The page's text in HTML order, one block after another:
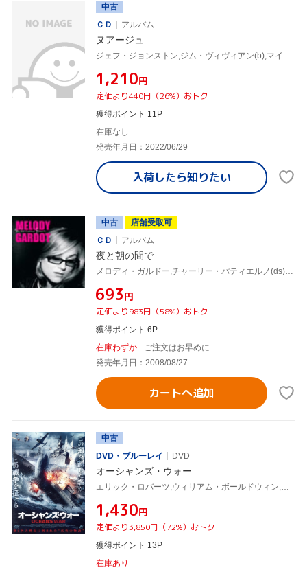
中古
ＣＤ
アルバム
ヌアージュ
¥1,210円
定価より440円（26%）おトク
獲得ポイント 11P
在庫なし
発売年月日：2022/06/29
入荷したら知りたい
中古
店舗受取可
ＣＤ
アルバム
夜と朝の間で
メロディ・ガルドー,チャーリー・パティエルノ(ds),カート・ジョンストン(dobro),ケン・ペンダーガスト(b),ジェフ・リー・ジョンソン(g),ジョエル・ブライアント(key),パトリック・ヒューズ(tp),マット・キャピー(tp)
¥693円
定価より983円（58%）おトク
獲得ポイント 6P
在庫わずか
ご注文はお早めに
発売年月日：2008/08/27
カートへ追加
中古
DVD・ブルーレイ
DVD
オーシャンズ・ウォー
¥1,430円
定価より3,850円（72%）おトク
獲得ポイント 13P
在庫あり